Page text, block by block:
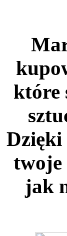
które
Dzięki
twoje
jak